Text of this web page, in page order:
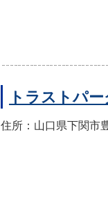
トラストパ
住所：山口県下関市